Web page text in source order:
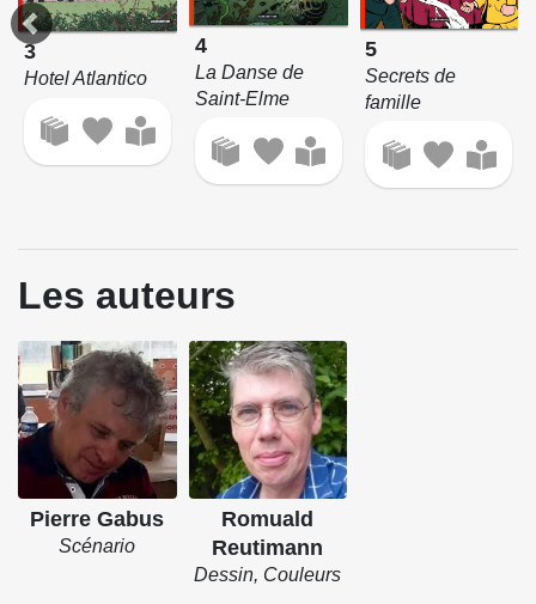
3
Hotel Atlantico
4
La Danse de
Saint-Elme
5
Secrets de
famille
Les auteurs
Pierre Gabus
Scénario
Romuald
Reutimann
Dessin, Couleurs